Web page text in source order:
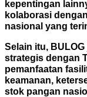
kepentingan
kolaborasi
nasional yang
Selain itu,
strategis dengan
pemanfaatan
keamanan,
stok pangan